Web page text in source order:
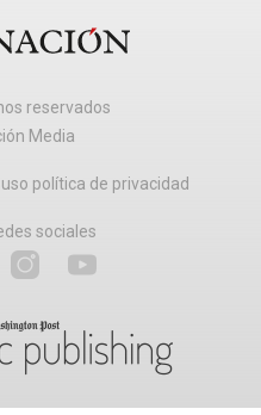
reservados
Media
política de privacidad
sociales